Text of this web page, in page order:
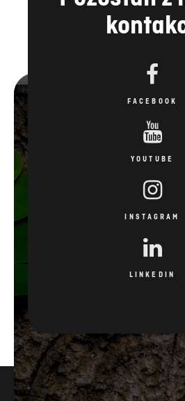
FACEBOOK
YOUTUBE
INSTAGRAM
LINKEDIN